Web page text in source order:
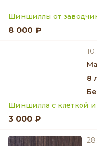
Шиншиллы от
8 000 ₽
Шиншилла с клеткой
3 000 ₽